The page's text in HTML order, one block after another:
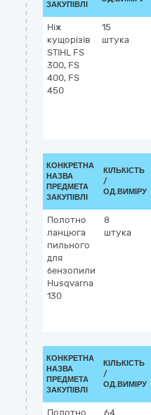
ЗАКУПІВЛІ
Ніж
кущорізів
STIHL FS
300, FS
400, FS
450
15
штука
КОНКРЕТНА
НАЗВА
ПРЕДМЕТА
ЗАКУПІВЛІ
КІЛЬКІСТЬ
/
ОД.ВИМІРУ
Полотно
ланцюга
пильного
для
бензопили
Husqvarna
130
8
штука
КОНКРЕТНА
НАЗВА
ПРЕДМЕТА
ЗАКУПІВЛІ
КІЛЬКІСТЬ
/
ОД.ВИМІРУ
Полотно 64